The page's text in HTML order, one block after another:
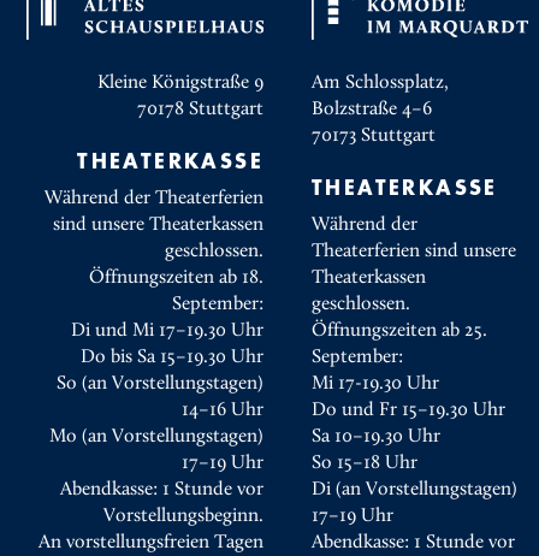
Kleine Königstraße 9
70178 Stuttgart
THEATERKASSE
Während der Theaterferien
sind unsere Theaterkassen
geschlossen.
Öffnungszeiten ab 18.
September:
Di und Mi 17–19.30 Uhr
Do bis Sa 15–19.30 Uhr
So (an Vorstellungstagen)
14–16 Uhr
Mo (an Vorstellungstagen)
17–19 Uhr
Abendkasse: 1 Stunde vor
Vorstellungsbeginn.
An vorstellungsfreien Tagen
Am Schlossplatz,
Bolzstraße 4–6
70173 Stuttgart
THEATERKASSE
Während der
Theaterferien sind unsere
Theaterkassen
geschlossen.
Öffnungszeiten ab 25.
September:
Mi 17-19.30 Uhr
Do und Fr 15–19.30 Uhr
Sa 10–19.30 Uhr
So 15–18 Uhr
Di (an Vorstellungstagen)
17–19 Uhr
Abendkasse: 1 Stunde vor